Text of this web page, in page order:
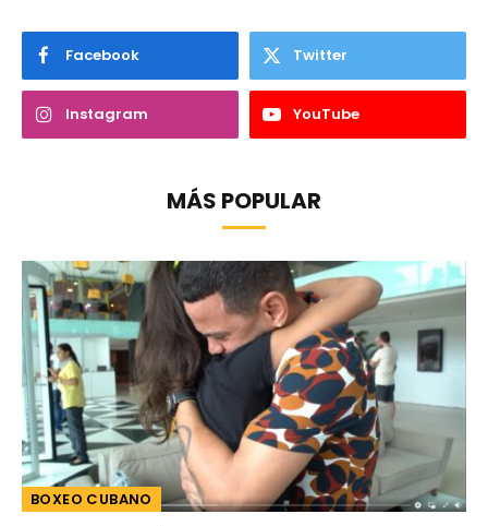
Facebook Twitter
Instagram YouTube
MÁS POPULAR
BOXEO CUBANO